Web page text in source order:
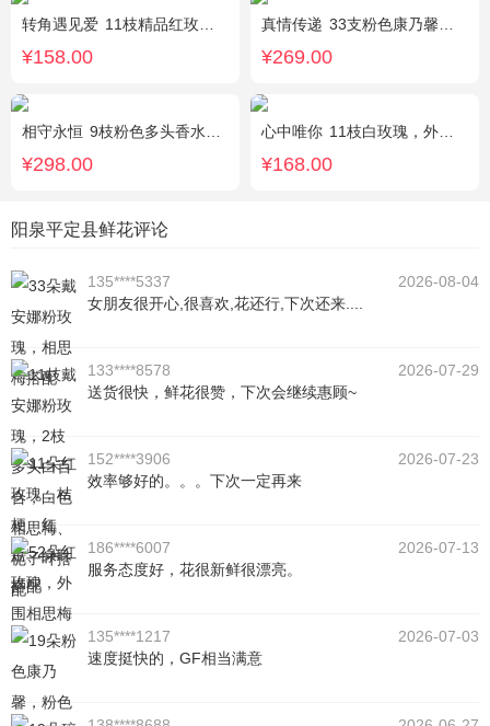
转角遇见爱 11枝精品红玫瑰，桔梗适量搭配
¥158.00
真情传递 33支粉色康乃馨，搭配黄莺、满天星。
¥269.00
相守永恒 9枝粉色多头香水百合，黄莺点缀，搭配剑叶。
¥298.00
心中唯你 11枝白玫瑰，外围紫色勿忘我。
¥168.00
阳泉平定县鲜花评论
135****5337
2026-08-04
女朋友很开心,很喜欢,花还行,下次还来....
133****8578
2026-07-29
送货很快，鲜花很赞，下次会继续惠顾~
152****3906
2026-07-23
效率够好的。。。下次一定再来
186****6007
2026-07-13
服务态度好，花很新鲜很漂亮。
135****1217
2026-07-03
速度挺快的，GF相当满意